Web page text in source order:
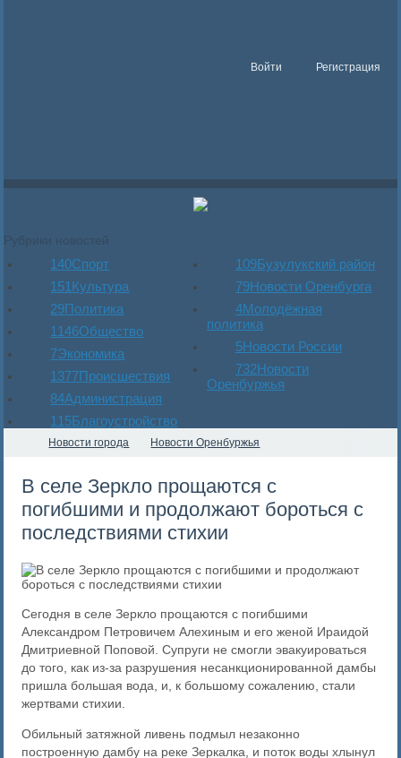
Войти Регистрация
Рубрики новостей
140Спорт
151 Культура
29Политика
1146Общество
7Экономика
1377Происшествия
84Администрация
115Благоустройство
109Бузулукский район
79Новости Оренбурга
4Молодёжная
политика
5Новости России
732Новости
Оренбуржья
Новости города Новости Оренбуржья
В селе Зеркло прощаются с
погибшими и продолжают бороться с
последствиями стихии
Сегодня в селе Зеркло прощаются с погибшими
Александром Петровичем Алехиным и его женой Ираидой
Дмитриевной Поповой. Супруги не смогли эвакуироваться
до того, как из-за разрушения несанкционированной дамбы
пришла большая вода, и, к большому сожалению, стали
жертвами стихии.
Обильный затяжной ливень подмыл незаконно
построенную дамбу на реке Зеркалка, и поток воды хлынул